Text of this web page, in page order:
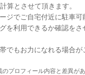
算とさせて頂きます。
ジでご自宅付近に駐車
を利用できるか確認をさ
でもお力になれる場合
プロフィール内容と差異が